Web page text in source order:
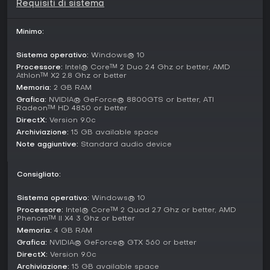
ambientale, come sfruttare esplosivi o punti deboli. Il
Modalità di gioco
La campagna principale segue il viaggio di Leon attraverso
15-20 ore al primo playthrough. Completandola, si
sbloccano contenuti extra che aumentano la rigiocabilità.
Separate Ways offre una storia parallela dal punto di vista
di Ada Wong, con nuove aree, rivelazioni sulla trama, armi e
Mercenaries passa a un survival arcade, dove i giocatori
su varie mappe, impersonando personaggi con loadout
distinti.
Story and Enemies
Requisiti di sistema
Minimo:
Sistema operativo: Windows® 10
Processore: Intel® Core™ 2 Duo 2.4 Ghz or better, AMD
Athlon™ X2 2.8 Ghz or better
Memoria: 2 GB RAM
Grafica: NVIDIA® GeForce® 8800GTS or better, ATI
Radeon™ HD 4850 or better
DirectX: Version 9.0c
Archiviazione: 15 GB available space
Note aggiuntive: Standard audio device
Consigliato:
Sistema operativo: Windows® 10
Processore: Intel® Core™ 2 Quad 2.7 Ghz or better, AMD
Phenom™ II X4 3 Ghz or better
Memoria: 4 GB RAM
Grafica: NVIDIA® GeForce® GTX 560 or better
DirectX: Version 9.0c
Archiviazione: 15 GB available space